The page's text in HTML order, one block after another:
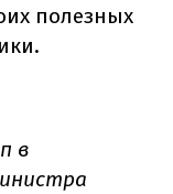
полезных
в